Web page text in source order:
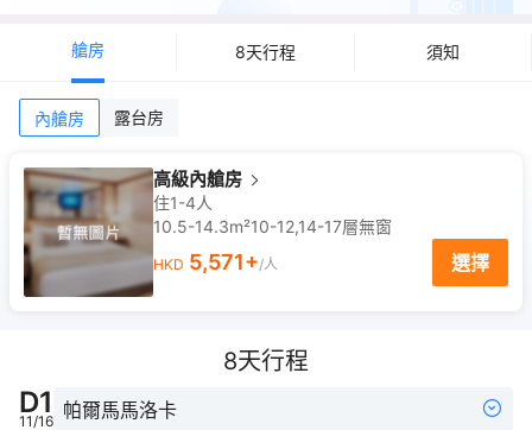
艙房 8天行程 須知
內艙房 露台房
高級內艙房
住1-4人
10.5-14.3m²10-12,14-17層無窗
HKD 5,571+/人 選擇
8天行程
D1
11/16 帕爾馬馬洛卡